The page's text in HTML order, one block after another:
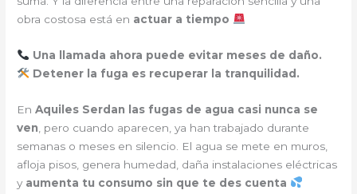
obra costosa está en actuar a tiempo
Una llamada ahora puede evitar meses de daño.
Detener la fuga es recuperar la tranquilidad.
EnAquiles Serdan
las fugas de agua casi nunca se
ven , pero cuando aparecen, ya han trabajado durante
semanas o meses en silencio. El agua se mete en muros,
afloja pisos, genera humedad, daña instalaciones eléctricas
y aumenta tu consumo sin que te des cuenta